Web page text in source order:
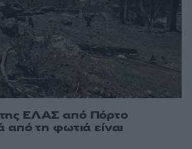
ΕΛΑΣ από Πόρτο
από τη φωτιά είναι